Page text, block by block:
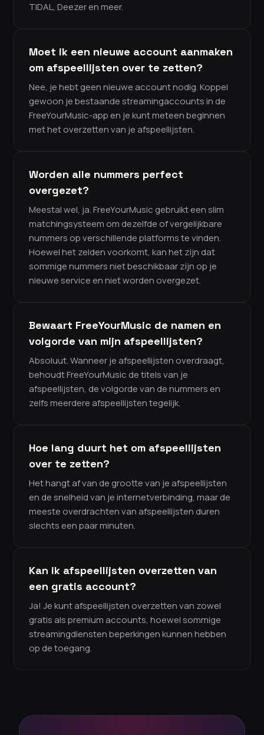
TIDAL, Deezer en meer.
Moet ik een nieuwe account aanmaken
om afspeellijsten over te zetten?
Nee, je hebt geen nieuwe account nodig. Koppel
gewoon je bestaande streamingaccounts in de
FreeYourMusic-app en je kunt meteen beginnen
met het overzetten van je afspeellijsten.
Worden alle nummers perfect
overgezet?
Meestal wel, ja. FreeYourMusic gebruikt een slim
matchingsysteem om dezelfde of vergelijkbare
nummers op verschillende platforms te vinden.
Hoewel het zelden voorkomt, kan het zijn dat
sommige nummers niet beschikbaar zijn op je
nieuwe service en niet worden overgezet.
Bewaart FreeYourMusic de namen en
volgorde van mijn afspeellijsten?
Absoluut. Wanneer je afspeellijsten overdraagt,
behoudt FreeYourMusic de titels van je
afspeellijsten, de volgorde van de nummers en
zelfs meerdere afspeellijsten tegelijk.
Hoe lang duurt het om afspeellijsten
over te zetten?
Het hangt af van de grootte van je afspeellijsten
en de snelheid van je internetverbinding, maar de
meeste overdrachten van afspeellijsten duren
slechts een paar minuten.
Kan ik afspeellijsten overzetten van
een gratis account?
Ja! Je kunt afspeellijsten overzetten van zowel
gratis als premium accounts, hoewel sommige
streamingdiensten beperkingen kunnen hebben
op de toegang.